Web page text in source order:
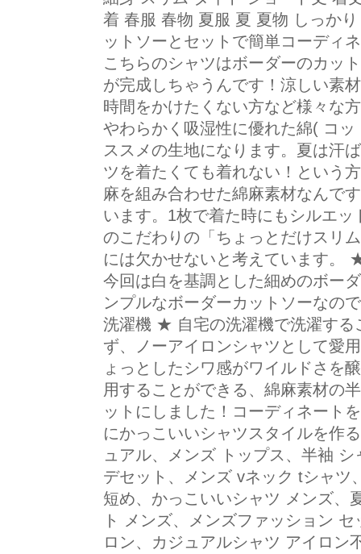
着 春服 春物 夏服 夏 夏物 しっか
ットソーとセットで簡単コーディ
こちらのシャツはボーダーのカッ
が完成しちゃうんです！涼しい素
時間をかけたくない方など様々な
やわらかく吸湿性に優れた綿( コ
ススメの生地になります。夏は汗
ツを着たくても着れない！という
麻を組み合わせた綿麻素材なんで
います。1枚で着た時にもシルエ
のこだわりの「ちょっとだけスリ
には欠かせないと考えています。
今回は白を基調とした細めのボー
ンプルなボーダーカットソーなの
洗濯機 ★ 自宅の洗濯機で洗濯する
ず、ノーアイロンシャツとして愛
ょっとしたシワ感がワイルドさ
用することができる、綿麻素材の
ットにしました！コーディネート
にかっこいいシャツスタイルを作
ュアル、メンズ トップス、半袖
デセット、メンズ vネック tシャツ
短め、かっこいいシャツ メンズ、
ト メンズ、メンズファッション
ロン、カジュアルシャツ アイロン